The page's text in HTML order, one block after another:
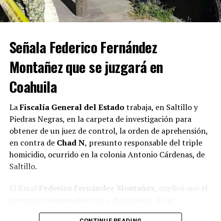
Señala Federico Fernández
Montañez que se juzgará en
Coahuila
LaFiscalía General del Estadotrabaja, en Saltillo y
Piedras Negras, en la carpeta de investigación para
obtener de un juez de control, la orden de aprehensión,
en contra de Chad N, presunto responsable del triple
homicidio, ocurrido en la colonia Antonio Cárdenas, de
Saltillo.
El fiscal Federico Fernández Montañez , explicó que el
autoridades ministeriales y se recaban datos en el lugar